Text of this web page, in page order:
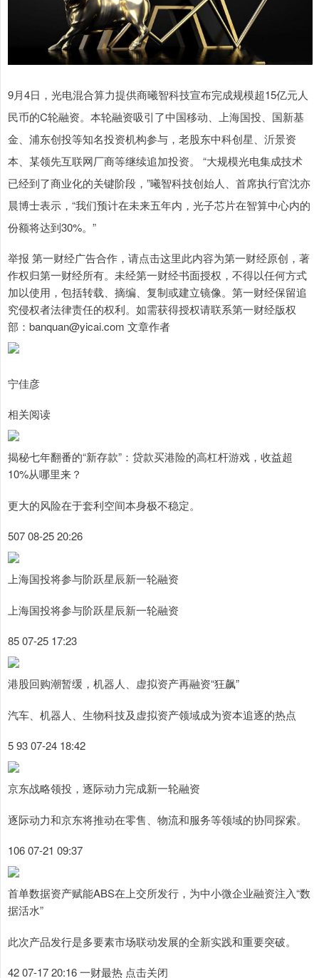
9月4日，光电混合算力提供商曦智科技宣布完成规模超15亿元人
民币的C轮融资。本轮融资吸引了中国移动、上海国投、国新基
金、浦东创投等知名投资机构参与，老股东中科创星、沂景资
本、某领先互联网厂商等继续追加投资。 “大规模光电集成技术
已经到了商业化的关键阶段，”曦智科技创始人、首席执行官沈亦
晨博士表示，“我们预计在未来五年内，光子芯片在智算中心内的
份额将达到30%。”
举报 第一财经广告合作，请点击这里此内容为第一财经原创，著
作权归第一财经所有。未经第一财经书面授权，不得以任何方式
加以使用，包括转载、摘编、复制或建立镜像。第一财经保留追
究侵权者法律责任的权利。如需获得授权请联系第一财经版权
部：banquan@yicai.com 文章作者
宁佳彦
相关阅读
揭秘七年翻番的“新存款”：贷款买港险的高杠杆游戏，收益超
10%从哪里来？
更大的风险在于套利空间本身极不稳定。
507 08-25 20:26
上海国投将参与阶跃星辰新一轮融资
上海国投将参与阶跃星辰新一轮融资
85 07-25 17:23
港股回购潮暂缓，机器人、虚拟资产再融资“狂飙”
汽车、机器人、生物科技及虚拟资产领域成为资本追逐的热点
5 93 07-24 18:42
京东战略领投，逐际动力完成新一轮融资
逐际动力和京东将推动在零售、物流和服务等领域的协同探索。
106 07-21 09:37
首单数据资产赋能ABS在上交所发行，为中小微企业融资注入“数
据活水”
此次产品发行是多要素市场联动发展的全新实践和重要突破。
42 07-17 20:16 一财最热 点击关闭